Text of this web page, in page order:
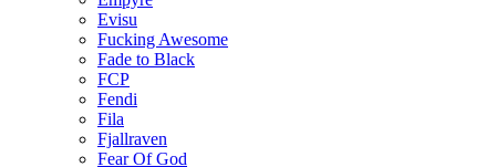
Evisu
Fucking Awesome
Fade to Black
FCP
Fendi
Fila
Fjallraven
Fear Of God